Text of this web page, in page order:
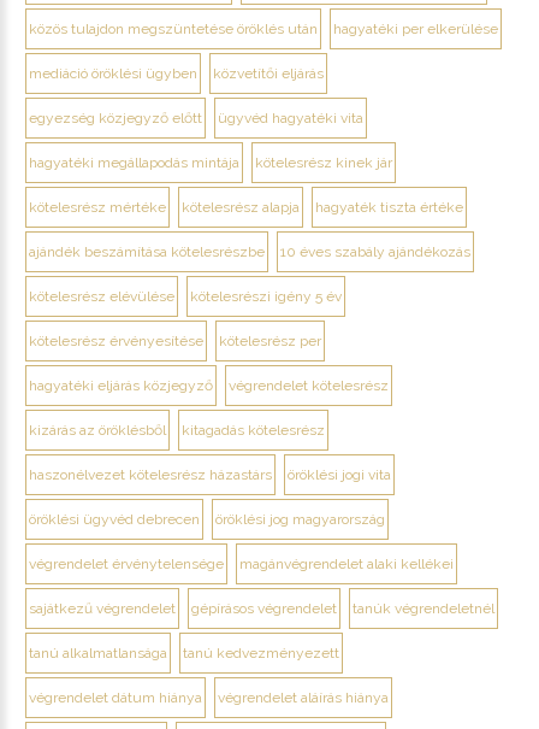
közös tulajdon megszüntetése öröklés után hagyatéki per elkerülése
mediáció öröklési ügyben közvetítői eljárás
egyezség közjegyző előtt ügyvéd hagyatéki vita
hagyatéki megállapodás mintája kötelesrész kinek jár
kötelesrész mértéke kötelesrész alapja hagyaték tiszta értéke
ajándék beszámítása kötelesrészbe 10 éves szabály ajándékozás
kötelesrész elévülése kötelesrészi igény 5 év
kötelesrész érvényesítése kötelesrész per
hagyatéki eljárás közjegyző végrendelet kötelesrész
kizárás az öröklésből kitagadás kötelesrész
haszonélvezet kötelesrész házastárs öröklési jogi vita
öröklési ügyvéd debrecen öröklési jog magyarország
végrendelet érvénytelensége magánvégrendelet alaki kellékei
sajátkezű végrendelet gépírásos végrendelet tanúk végrendeletnél
tanú alkalmatlansága tanú kedvezményezett
végrendelet dátum hiánya végrendelet aláírás hiánya